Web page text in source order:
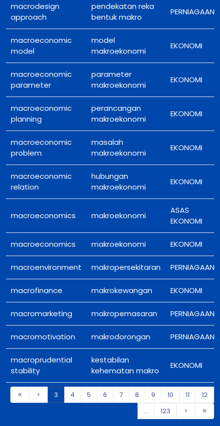
macrodesign
approach
pendekatan reka
bentuk makro
PERNIAGAAN
macroeconomic
model
model
makroekonomi
EKONOMI
macroeconomic
parameter
parameter
makroekonomi
EKONOMI
macroeconomic
planning
perancangan
makroekonomi
EKONOMI
macroeconomic
problem
masalah
makroekonomi
EKONOMI
macroeconomic
relation
hubungan
makroekonomi
EKONOMI
macroeconomics makroekonomi
ASAS
EKONOMI
macroeconomics makroekonomi EKONOMI
macroenvironment makropersekitaran PERNIAGAAN
macrofinance makrokewangan EKONOMI
macromarketing makropemasaran PERNIAGAAN
macromotivation makrodorongan PERNIAGAAN
macroprudential
stability
kestabilan
kehematan makro
EKONOMI
3 4 5 6 7 8 9 10 11
12
...
123